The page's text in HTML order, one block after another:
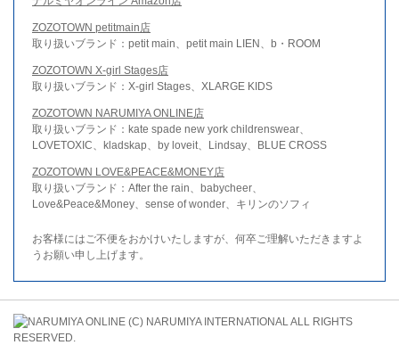
ZOZOTOWN petitmain店
取り扱いブランド：petit main、petit main LIEN、b・ROOM
ZOZOTOWN X-girl Stages店
取り扱いブランド：X-girl Stages、XLARGE KIDS
ZOZOTOWN NARUMIYA ONLINE店
取り扱いブランド：kate spade new york childrenswear、
LOVETOXIC、kladskap、by loveit、Lindsay、BLUE CROSS
ZOZOTOWN LOVE&PEACE&MONEY店
取り扱いブランド：After the rain、babycheer、
Love&Peace&Money、sense of wonder、キリンのソフィ
お客様にはご不便をおかけいたしますが、何卒ご理解いただきますよ
うお願い申し上げます。